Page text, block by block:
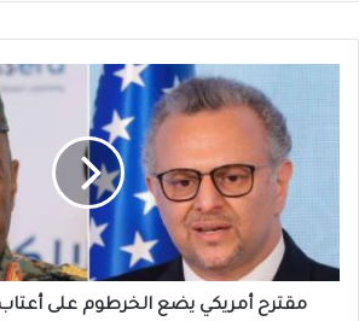
الخرطوم
انسحاب
متبادل
مقترح أمريكي يضع الخرطوم على